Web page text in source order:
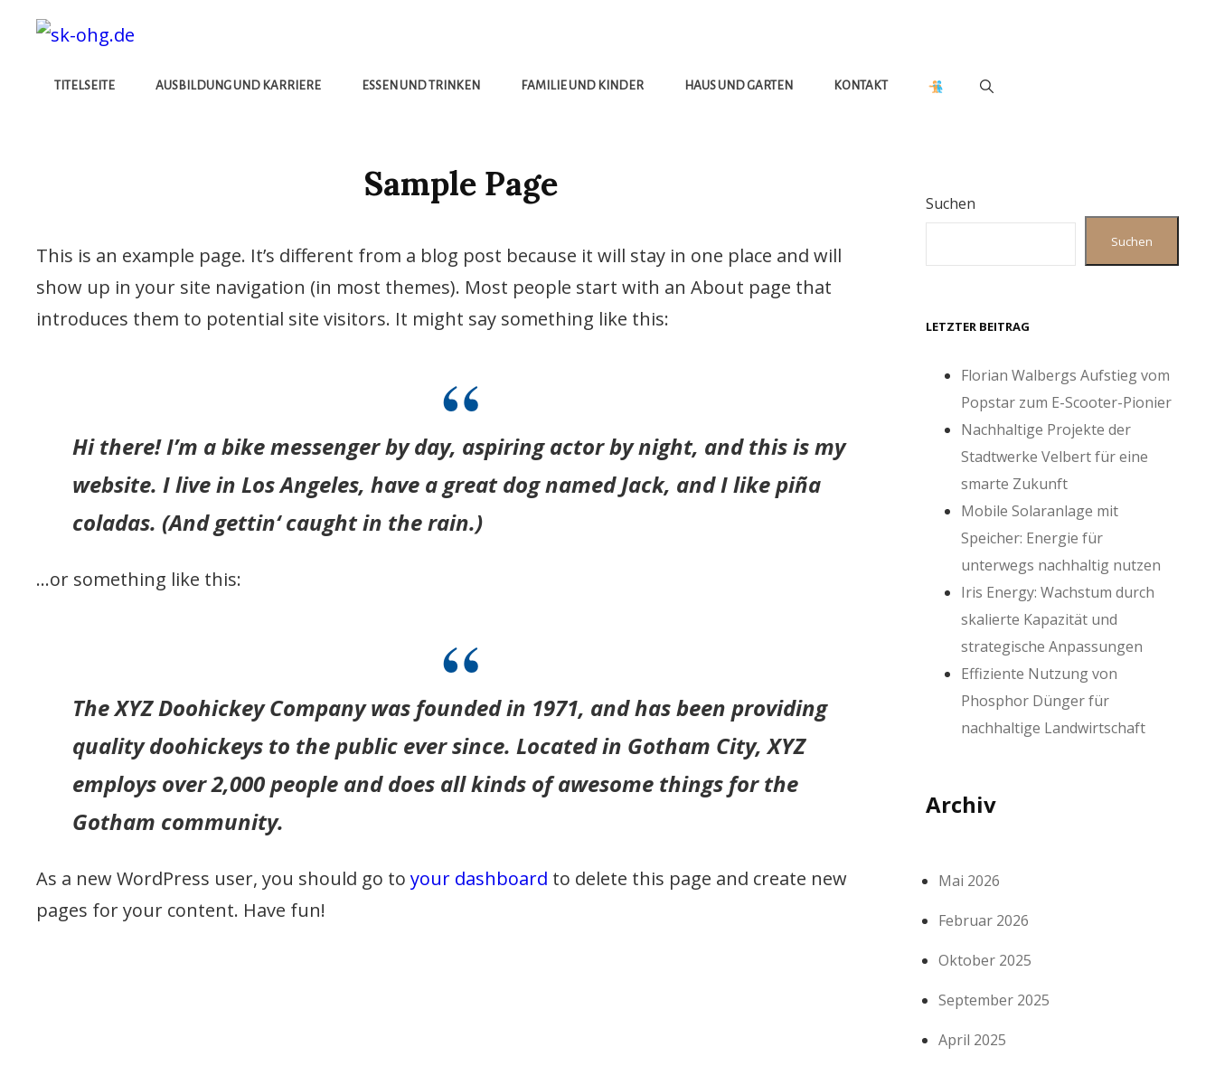
TITELSEITE AUSBILDUNG UND KARRIERE ESSEN UND TRINKEN FAMILIE UND KINDER HAUS UND GARTEN KONTAKT
Sample Page
This is an example page. It’s different from a blog post because it will stay in one place and will
show up in your site navigation (in most themes). Most people start with an About page that
introduces them to potential site visitors. It might say something like this:
Hi there! I’m a bike messenger by day, aspiring actor by night, and this is my
website. I live in Los Angeles, have a great dog named Jack, and I like piña
coladas. (And gettin‘ caught in the rain.)
…or something like this:
The XYZ Doohickey Company was founded in 1971, and has been providing
quality doohickeys to the public ever since. Located in Gotham City, XYZ
employs over 2,000 people and does all kinds of awesome things for the
Gotham community.
As a new WordPress user, you should go to your dashboard to delete this page and create new
pages for your content. Have fun!
Suchen
Suchen
LETZTER BEITRAG
Florian Walbergs Aufstieg vom
Popstar zum E-Scooter-Pionier
Nachhaltige Projekte der
Stadtwerke Velbert für eine
smarte Zukunft
Mobile Solaranlage mit
Speicher: Energie für
unterwegs nachhaltig nutzen
Iris Energy: Wachstum durch
skalierte Kapazität und
strategische Anpassungen
Effiziente Nutzung von
Phosphor Dünger für
nachhaltige Landwirtschaft
Archiv
Mai 2026
Februar 2026
Oktober 2025
September 2025
April 2025